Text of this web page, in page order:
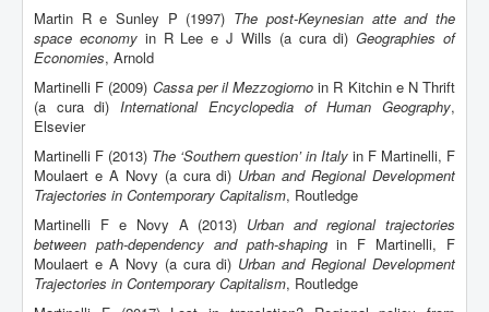
Martin R e Sunley P (1997) The post-Keynesian atte and the
space economyin R Lee e J Wills (a cura di)Geographies of
Economies, Arnold
Martinelli F (2009) Cassa per il Mezzogiorno in R Kitchin e N Thrift
(a cura di) International Encyclopedia of Human Geography,
Elsevier
Martinelli F (2013) The ‘Southern question’ in Italy in F Martinelli, F
Moulaert e A Novy (a cura di) Urban and Regional Development
Trajectories in Contemporary Capitalism, Routledge
Martinelli F e Novy A (2013) Urban and regional trajectories
between path-dependency and path-shapingin F Martinelli, F
Moulaert e A Novy (a cura di) Urban and Regional Development
Trajectories in Contemporary Capitalism, Routledge